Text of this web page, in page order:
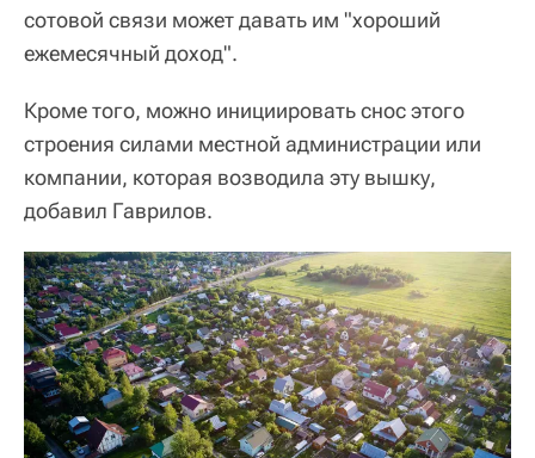
сотовой связи может давать им "хороший
ежемесячный доход".
Кроме того, можно инициировать снос этого
строения силами местной администрации или
компании, которая возводила эту вышку,
добавил Гаврилов.